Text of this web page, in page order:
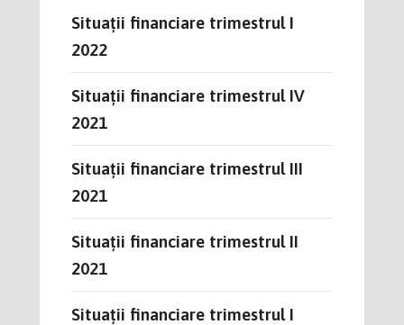
Situații financiare trimestrul I
2022
Situații financiare trimestrul IV
2021
Situații financiare trimestrul III
2021
Situații financiare trimestrul II
2021
Situații financiare trimestrul I